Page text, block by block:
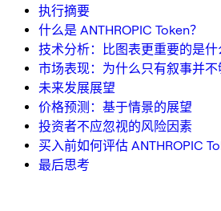
执行摘要
什么是 ANTHROPIC Token？
技术分析：比图表更重要的是什
市场表现：为什么只有叙事并不
未来发展展望
价格预测：基于情景的展望
投资者不应忽视的风险因素
买入前如何评估 ANTHROPIC
最后思考